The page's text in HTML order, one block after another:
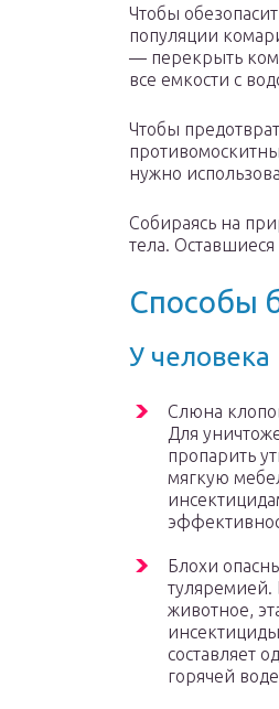
Чтобы
популяции
— перекрыть
все емкости с
Чтобы
нужно
Собираясь на
тела.
Способы
У человека
Слюна
Для
пропарить
мягкую
Блохи
туляремией.
животное,
составляет
горячей